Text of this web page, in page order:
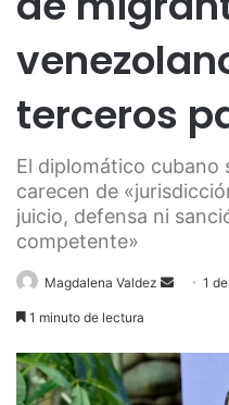
terceros
El diplomático cubano
carecen de
juicio, defensa ni
competente»
Magdalena Valdez
Send1
1 minuto de lectura